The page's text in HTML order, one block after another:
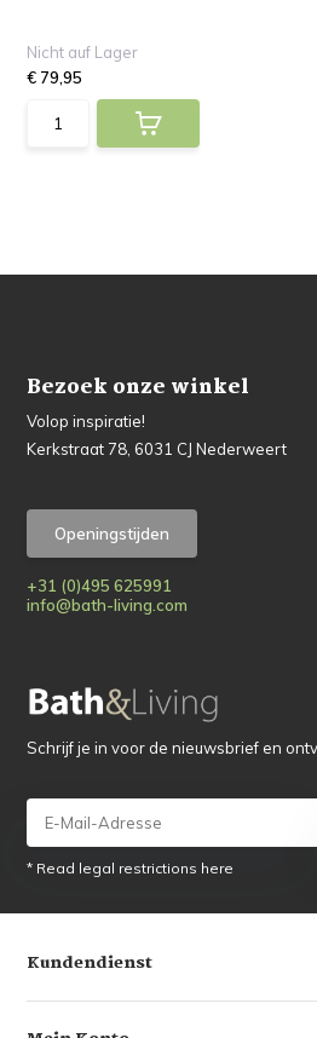
Nicht auf Lager
€ 79,95
Bezoek onze winkel
Volop inspiratie!
Kerkstraat 78, 6031 CJ Nederweert
Openingstijden
+31 (0)495 625991
info@bath-living.com
Schrijf je in voor de nieuwsbrief en
* Read legal restrictions here
Kundendienst